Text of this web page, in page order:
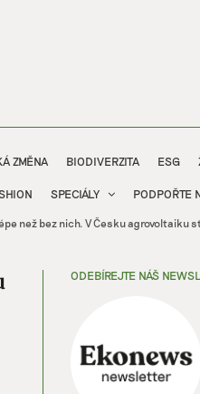
ZMĚNA BIODIVERZITA ESG
SPECIÁLY PODPOŘTE
než bez nich. V Česku agrovoltaiku
ODEBÍREJTE NÁŠ